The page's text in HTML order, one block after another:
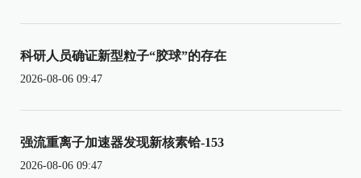
科研人员确证新型粒子“胶球”的存在
2026-08-06 09:47
强流重离子加速器发现新核素铪-153
2026-08-06 09:47